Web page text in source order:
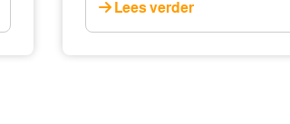
Lees verder